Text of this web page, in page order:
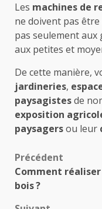
Les machines de
ne doivent pas
pas seulement aux
aux petites et
De cette manière,
jardineries,
paysagistesde
exposition
paysagersou leur
Navigation
d’article
Précédent
Comment
bois ?